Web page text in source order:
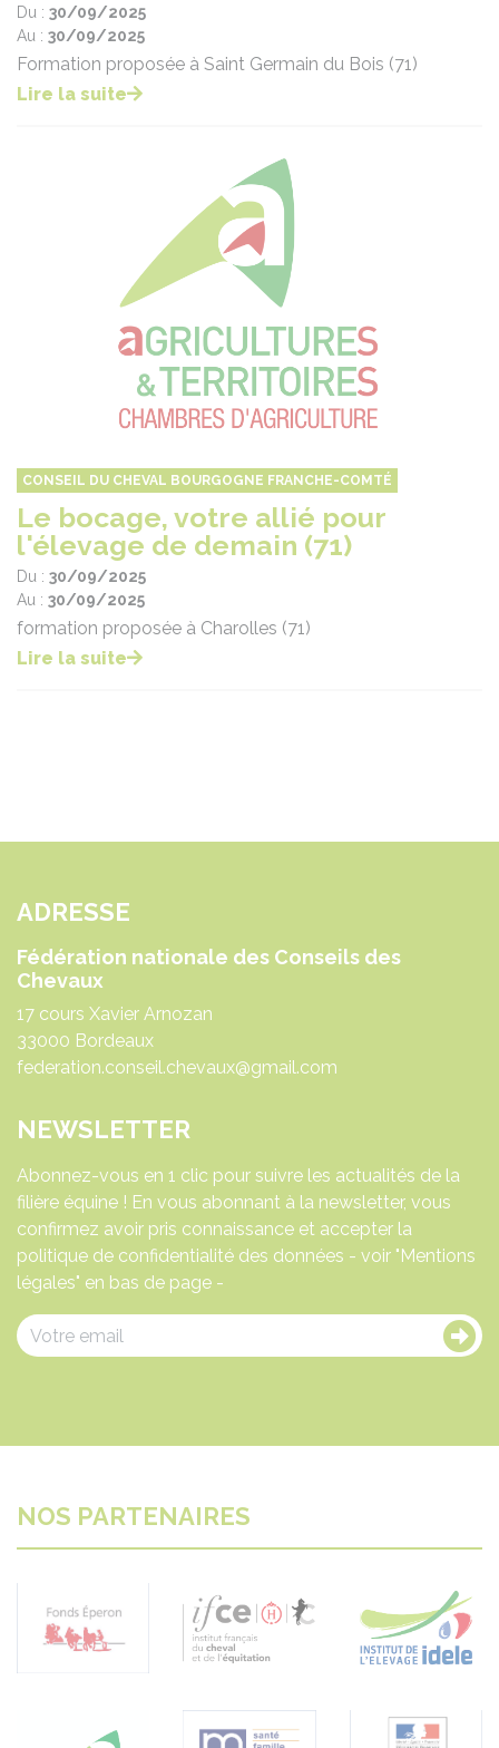
Du : 30/09/2025
Au : 30/09/2025
Formation proposée à Saint Germain du Bois (71)
Lire la suite
CONSEIL DU CHEVAL BOURGOGNE FRANCHE-COMTÉ
Le bocage, votre allié pour
l'élevage de demain (71)
Du : 30/09/2025
Au : 30/09/2025
formation proposée à Charolles (71)
Lire la suite
ADRESSE
Fédération nationale des Conseils des
Chevaux
17 cours Xavier Arnozan
33000 Bordeaux
federation.conseil.chevaux@gmail.com
NEWSLETTER
Abonnez-vous en 1 clic pour suivre les actualités de la
filière équine ! En vous abonnant à la newsletter, vous
confirmez avoir pris connaissance et accepter la
politique de confidentialité des données - voir "Mentions
légales" en bas de page -
NOS PARTENAIRES